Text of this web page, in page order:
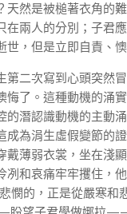
天然是被槌著衣角的
在兩人的分別；子君
世，但是立即自責、懊
第二次寫到心頭突然
悔了。這種動機的涌
的潛認識動機的主動
成為涓生虛假變節的
戴薄弱衣裳，坐在淺
冽和哀痛牢牢攫住，
憫的，正是從嚴寒和